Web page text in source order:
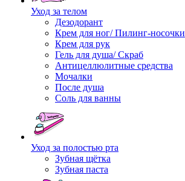
Уход за телом
Дезодорант
Крем для ног/ Пилинг-носочки
Крем для рук
Гель для душа/ Скраб
Антицеллюлитные средства
Мочалки
После душа
Соль для ванны
Уход за полостью рта
Зубная щётка
Зубная паста